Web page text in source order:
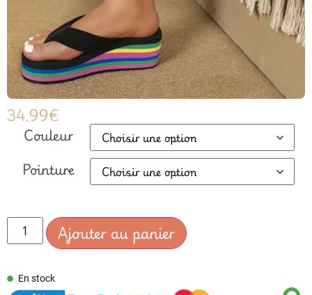
34.99€
Couleur
Pointure
Ajouter au panier
En stock